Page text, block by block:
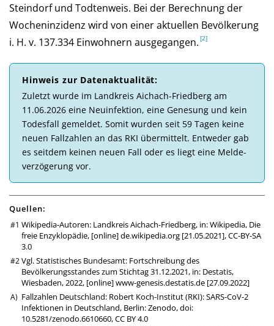
Steindorf und Todtenweis. Bei der Be­rech­nung der
Wochen­inzi­denz wird von einer aktu­el­len Be­völ­ke­rung
i. H. v. 137.334 Ein­woh­nern aus­ge­gan­gen.
Hinweis zur Daten­aktuali­tät:
Zu­letzt wurde im Landkreis Aichach-Friedberg am
11.06.2026 eine Neu­in­fek­tion, eine Ge­ne­sung und kein
Todes­fall ge­mel­det. So­mit wur­den seit 59 Tagen keine
neuen Fall­zahlen an das RKI über­mittelt. Ent­weder gab
es seit­dem kei­nen neuen Fall oder es liegt eine Melde­
ver­zö­ge­rung vor.
Quellen:
Wikipedia-Autoren: Landkreis Aichach-Friedberg, in: Wikipedia, Die
freie Enzyklopädie, [online]de.wikipedia.org[21.05.2021],CC-BY-SA
3.0
Vgl. Statistisches Bundesamt: Fortschreibung des
Bevölkerungsstandes zum Stichtag 31.12.2021, in: Destatis,
Wiesbaden, 2022, [online]www-genesis.destatis.de[27.09.2022]
Fallzahlen Deutschland: Robert Koch-Institut (RKI): SARS-CoV-2
Infektionen in Deutschland, Berlin: Zenodo,doi:
10.5281/zenodo.6610660,CC BY 4.0